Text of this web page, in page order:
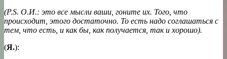
(P.S. О.И.: это все мысли ваши, гоните их. Того, что
происходит, этого достаточно. То есть надо соглашаться с
тем, что есть, и как бы, какполучается, так и хорошо).
(Я.):